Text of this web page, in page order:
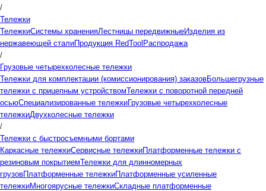
/
Тележки
ТележкиСистемы храненияЛестницы передвижныеИзделия из
нержавеющей сталиПродукция RedTool Распродажа
/
Грузовые четырехколесные тележки
Тележки для комплектации (комиссионирования) заказовБольшегрузные
тележки с прицепным устройствомТележки с поворотной передней
осьюСпециализированные тележкиГрузовые четырехколесные
тележкиДвухколесные тележки
/
Тележки с быстросъемными бортами
Каркасные тележкиСервисные тележкиПлатформенные тележки с
резиновым покрытиемТележки для длинномерных
грузовПлатформенные тележкиПлатформенные усиленные
тележкиМногоярусные тележкиСкладные платформенные